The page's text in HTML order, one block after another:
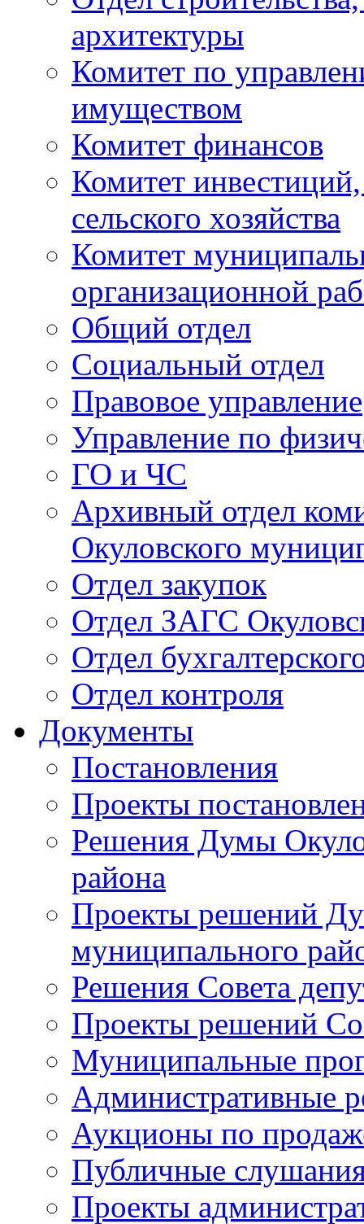
архитектуры
Комитет по
имуществом
Комитет финансов
Комитет
сельского хозяйства
Комитет
организационной
Общий отдел
Социальный отдел
Правовое управление
Управление по
ГО и ЧС
Архивный отдел
Окуловского
Отдел закупок
Отдел ЗАГС
Отдел
Отдел контроля
Документы
Постановления
Проекты
Решения Думы
района
Проекты решений
муниципального
Решения Совета
Проекты решений
Муниципальные
Административные
Аукционы по
Публичные
Проекты